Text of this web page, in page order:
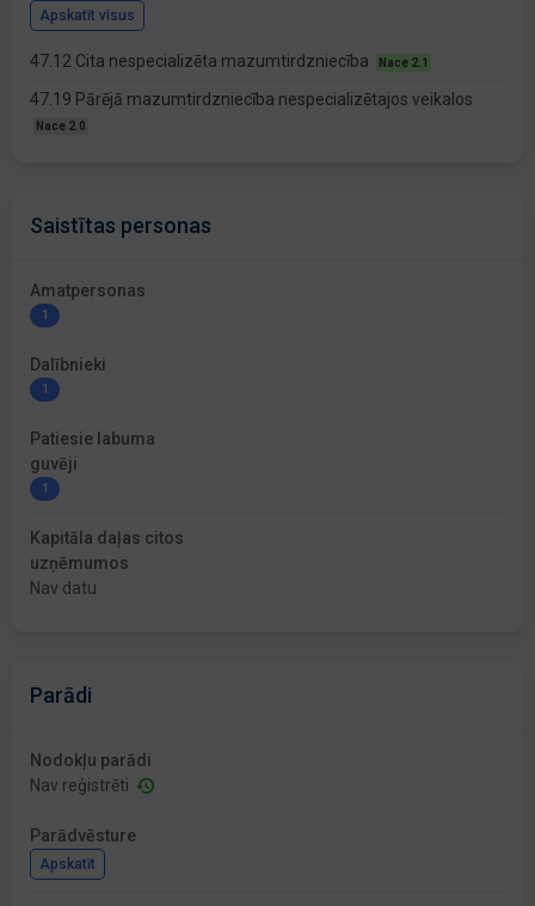
Apskatīt visus
47.12 Cita nespecializēta mazumtirdzniecība Nace 2.1
47.19 Pārējā mazumtirdzniecība nespecializētajos veikalos
Nace 2.0
Saistītas personas
Amatpersonas
1
Dalībnieki
1
Patiesie labuma
guvēji
1
Kapitāla daļas citos
uzņēmumos
Nav datu
Parādi
Nodokļu parādi
Nav reģistrēti
Parādvēsture
Apskatīt